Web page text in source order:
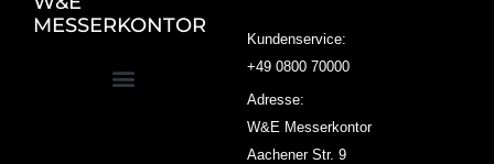
MESSERKONTOR
Kundenservice:
+49 0800 70000
Adresse:
W&E Messerkontor
Aachener Str. 9